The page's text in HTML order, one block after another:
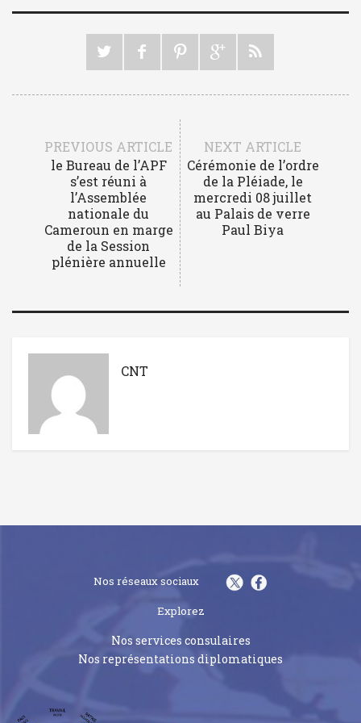
PREVIOUS ARTICLE
le Bureau de l’APF
s’est réuni à
l’Assemblée
nationale du
Cameroun en marge
de la Session
plénière annuelle
NEXT ARTICLE
Cérémonie de l’ordre
de la Pléiade, le
mercredi 08 juillet
au Palais de verre
Paul Biya
CNT
Nos réseaux sociaux
Explorez
Nos services consulaires
Nos représentations diplomatiques